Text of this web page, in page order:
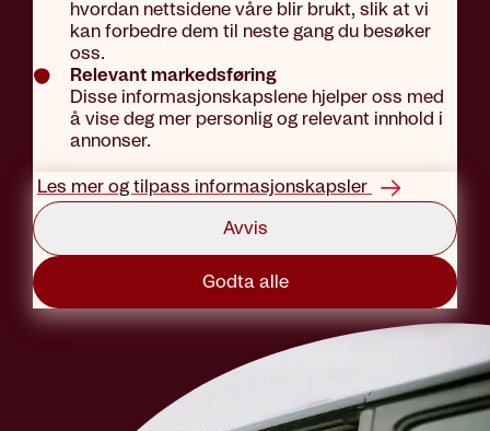
hvordan nettsidene våre blir brukt, slik at vi
kan forbedre dem til neste gang du besøker
oss.
Relevant markedsføring
Disse informasjonskapslene hjelper oss med
å vise deg mer personlig og relevant innhold i
annonser.
Les mer og tilpass informasjonskapsler
Avvis
Godta alle
sommeren
best med bil